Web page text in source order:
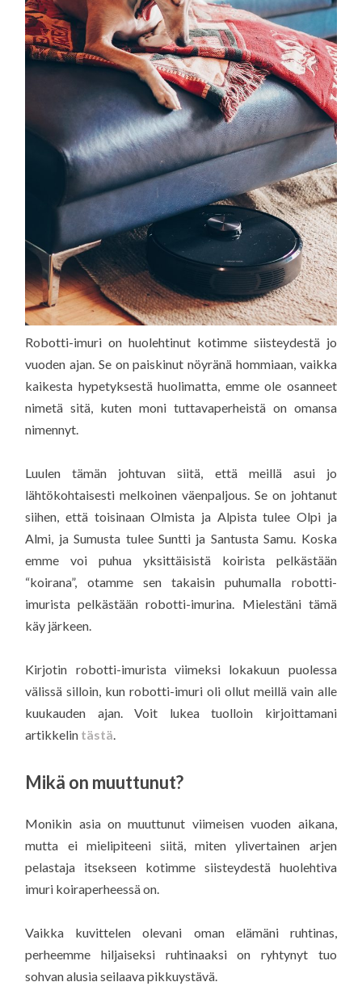
Robotti-imuri on huolehtinut kotimme siisteydestä jo
vuoden ajan. Se on paiskinut nöyränä hommiaan, vaikka
kaikesta hypetyksestä huolimatta, emme ole osanneet
nimetä sitä, kuten moni tuttavaperheistä on omansa
nimennyt.
Luulen tämän johtuvan siitä, että meillä asui jo
lähtökohtaisesti melkoinen väenpaljous. Se on johtanut
siihen, että toisinaan Olmista ja Alpista tulee Olpi ja
Almi, ja Sumusta tulee Suntti ja Santusta Samu. Koska
emme voi puhua yksittäisistä koirista pelkästään
“koirana”, otamme sen takaisin puhumalla robotti-
imurista pelkästään robotti-imurina. Mielestäni tämä
käy järkeen.
Kirjotin robotti-imurista viimeksi lokakuun puolessa
välissä silloin, kun robotti-imuri oli ollut meillä vain alle
kuukauden ajan. Voit lukea tuolloin kirjoittamani
artikkelin tästä.
Mikä on muuttunut?
Monikin asia on muuttunut viimeisen vuoden aikana,
mutta ei mielipiteeni siitä, miten ylivertainen arjen
pelastaja itsekseen kotimme siisteydestä huolehtiva
imuri koiraperheessä on.
Vaikka kuvittelen olevani oman elämäni ruhtinas,
perheemme hiljaiseksi ruhtinaaksi on ryhtynyt tuo
sohvan alusia seilaava pikkuystävä.